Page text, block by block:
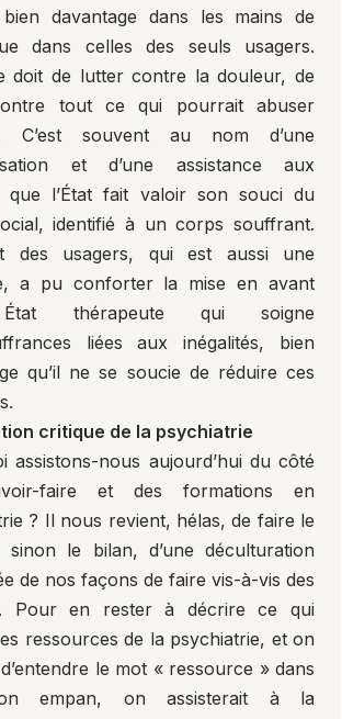
davantage dans les mains de
dans celles des seuls usagers.
doit de lutter contre la douleur, de
tout ce qui pourrait abuser
C’est souvent au nom d’une
et d’une assistance aux
que l’État fait valoir son souci du
identifié à un corps souffrant.
des usagers, qui est aussi une
a pu conforter la mise en avant
thérapeute qui soigne
liées aux inégalités, bien
qu’il ne se soucie de réduire ces
critique de la psychiatrie
assistons-nous aujourd’hui du côté
faire et des formations en
? Il nous revient, hélas, de faire le
sinon le bilan, d’une déculturation
de nos façons de faire vis-à-vis des
Pour en rester à décrire ce qui
ressources de la psychiatrie, et on
le mot « ressource » dans
empan, on assisterait à la